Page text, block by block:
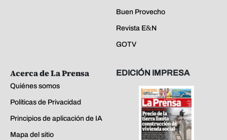
Buen Provecho
Revista E&N
GOTV
Acerca de La Prensa
Quiénes somos
Políticas de Privacidad
Principios de aplicación de IA
Mapa del sitio
EDICIÓN IMPRESA